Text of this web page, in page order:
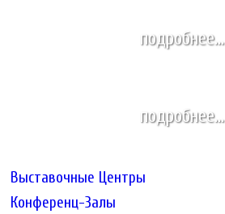
подробнее...
подробнее...
Выставочные Центры
Конференц-Залы